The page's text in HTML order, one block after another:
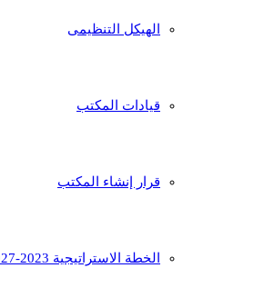
الهيكل التنظيمى
قيادات المكتب
قرار إنشاء المكتب
الخطة الاستراتيجية 2023-2027م